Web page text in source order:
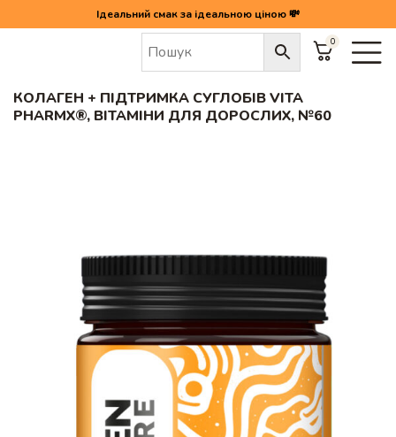
Ідеальний смак за ідеальною ціною 💸
0
Колаген + підтримка суглобів Vita PharmX®, вітаміни для дорослих, №60
КОЛАГЕН + ПІДТРИМКА СУГЛОБІВ VITA
PHARMX®, ВІТАМІНИ ДЛЯ ДОРОСЛИХ, №60